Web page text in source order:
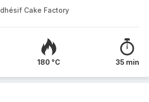
Cake Factory
180 °C 35 min